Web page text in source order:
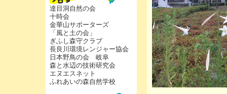
達目洞自然の会
十時会
金華山サポーターズ
「風と土の会」
ぎふし森守クラブ
長良川環境レンジャー協会
日本野鳥の会 岐阜
森と水辺の技術研究会
エヌエスネット
ふれあいの森自然学校